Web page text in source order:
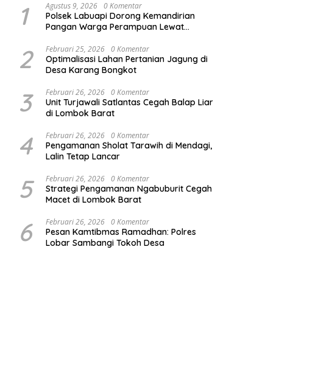
1 Agustus 9, 2026 0 Komentar
Polsek Labuapi Dorong Kemandirian
Pangan Warga Perampuan Lewat
2 Februari 25, 2026 0 Komentar
Optimalisasi Lahan Pertanian Jagung di
Desa Karang Bongkot
3 Februari 26, 2026 0 Komentar
Unit Turjawali Satlantas Cegah Balap Liar
di Lombok Barat
4 Februari 26, 2026 0 Komentar
Pengamanan Sholat Tarawih di Mendagi,
Lalin Tetap Lancar
5 Februari 26, 2026 0 Komentar
Strategi Pengamanan Ngabuburit Cegah
Macet di Lombok Barat
6 Februari 26, 2026 0 Komentar
Pesan Kamtibmas Ramadhan: Polres
Lobar Sambangi Tokoh Desa